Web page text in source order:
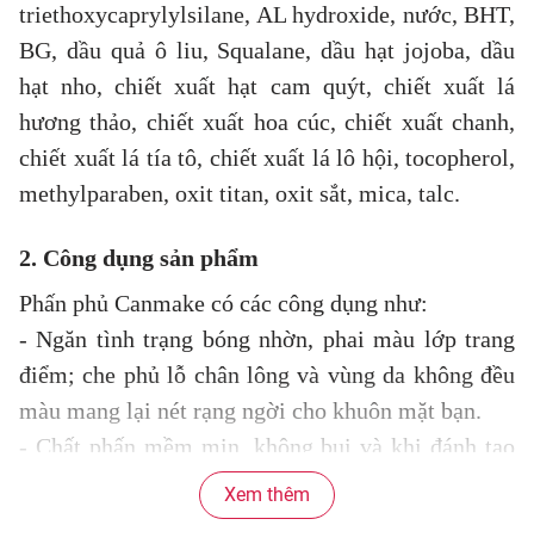
triethoxycaprylylsilane, AL hydroxide, nước, BHT,
BG, dầu quả ô liu, Squalane, dầu hạt jojoba, dầu
hạt nho, chiết xuất hạt cam quýt, chiết xuất lá
hương thảo, chiết xuất hoa cúc, chiết xuất chanh,
chiết xuất lá tía tô, chiết xuất lá lô hội, tocopherol,
methylparaben, oxit titan, oxit sắt, mica, talc.
2. Công dụng sản phẩm
Phấn phủ Canmake có các công dụng như:
- Ngăn tình trạng bóng nhờn, phai màu lớp trang
điểm; che phủ lỗ chân lông và vùng da không đều
màu mang lại nét rạng ngời cho khuôn mặt bạn.
- Chất phấn mềm mịn, không bụi và khi đánh tạo
cảm giác dễ chịu cho người dùng. Sản phẩm không
dùng phụ gia khoáng chất để tốt cho làn da.
Xem thêm